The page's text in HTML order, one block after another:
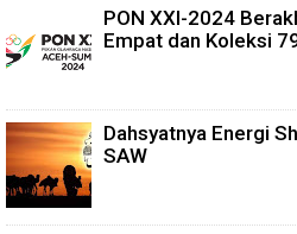
PON XXI-2024
Empat dan Koleksi
Dahsyatnya Energi
SAW